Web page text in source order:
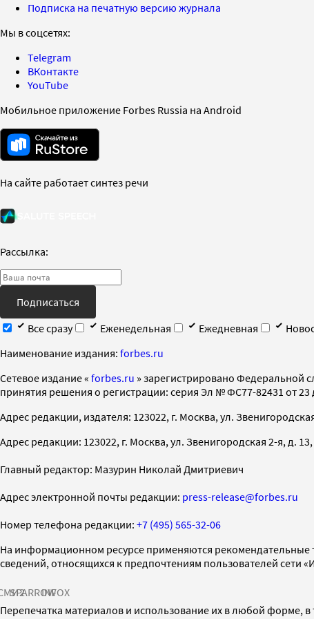
Подписка на печатную версию журнала
Мы в соцсетях:
Telegram
ВКонтакте
YouTube
Мобильное приложение Forbes Russia на Android
На сайте работает синтез речи
Рассылка:
Подписаться
Все сразу
Еженедельная Ежедневная
Наименование издания: forbes.ru
Cетевое издание « forbes.ru » зарегистрировано Федеральной
принятия решения о регистрации: серия Эл № ФС77-82431 от 23
Адрес редакции, издателя: 123022, г. Москва, ул.
Адрес редакции: 123022, г. Москва, ул. Звенигородская 2-я, д. 13,
Главный редактор: Мазурин Николай Дмитриевич
Адрес электронной почты редакции: press-release@forbes.ru
Номер телефона редакции: +7 (495) 565-32-06
На информационном ресурсе применяются
сведений, относящихся к предпочтениям пользователей сети
SPARROWINFOX
Перепечатка материалов и использование их в любой форме,